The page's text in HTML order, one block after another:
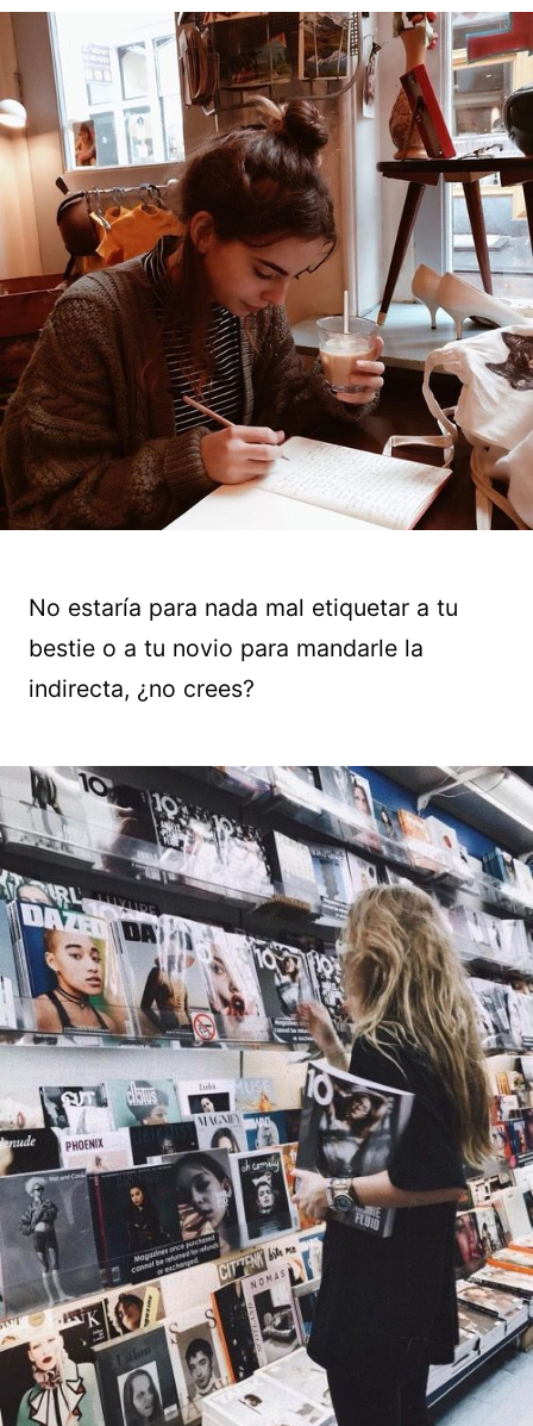
No estaría para nada mal etiquetar a tu
bestie o a tu novio para mandarle la
indirecta, ¿no crees?